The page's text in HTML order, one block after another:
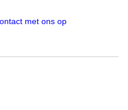
met ons op